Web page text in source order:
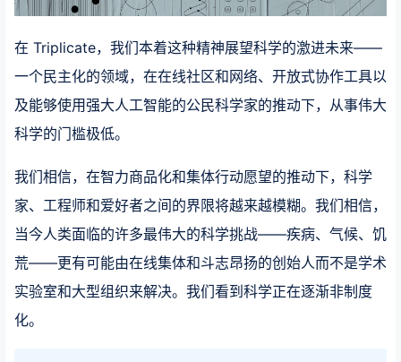
在 Triplicate，我们本着这种精神展望科学的激进未来——
一个民主化的领域，在在线社区和网络、开放式协作工具以
及能够使用强大人工智能的公民科学家的推动下，从事伟大
科学的门槛极低。
我们相信，在智力商品化和集体行动愿望的推动下，科学
家、工程师和爱好者之间的界限将越来越模糊。我们相信，
当今人类面临的许多最伟大的科学挑战——疾病、气候、饥
荒——更有可能由在线集体和斗志昂扬的创始人而不是学术
实验室和大型组织来解决。我们看到科学正在逐渐非制度
化。